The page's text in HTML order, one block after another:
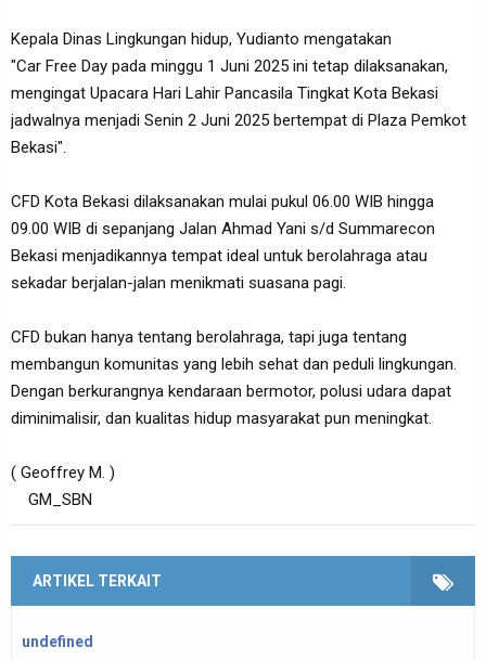
Kepala Dinas Lingkungan hidup, Yudianto mengatakan
"Car Free Day pada minggu 1 Juni 2025 ini tetap dilaksanakan,
mengingat Upacara Hari Lahir Pancasila Tingkat Kota Bekasi
jadwalnya menjadi Senin 2 Juni 2025 bertempat di Plaza Pemkot
Bekasi".
CFD Kota Bekasi dilaksanakan mulai pukul 06.00 WIB hingga
09.00 WIB di sepanjang Jalan Ahmad Yani s/d Summarecon
Bekasi menjadikannya tempat ideal untuk berolahraga atau
sekadar berjalan-jalan menikmati suasana pagi.
CFD bukan hanya tentang berolahraga, tapi juga tentang
membangun komunitas yang lebih sehat dan peduli lingkungan.
Dengan berkurangnya kendaraan bermotor, polusi udara dapat
diminimalisir, dan kualitas hidup masyarakat pun meningkat.
( Geoffrey M. )
GM_SBN
ARTIKEL TERKAIT
undefined